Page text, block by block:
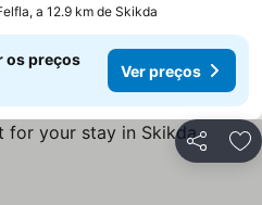
a 12.9 km de Skikda
os preços
Ver preços
Partilhar